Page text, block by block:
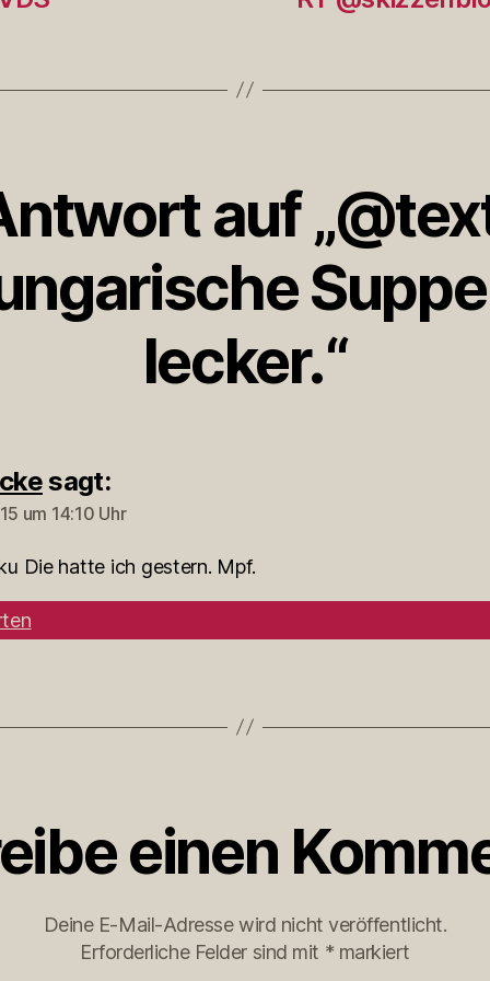
auf
lecker.“
sagt:
um 14:10 Uhr
Die hatte ich gestern. Mpf.
einen
Deine E-Mail-Adresse wird nicht veröffentlicht.
Erforderliche Felder sind mit * markiert